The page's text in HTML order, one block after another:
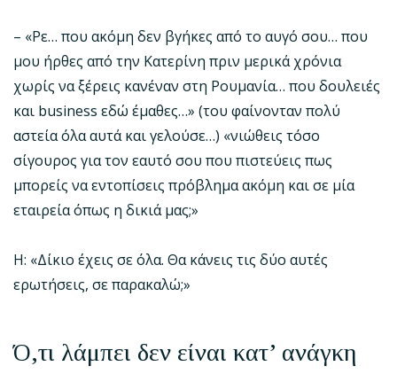
– «Ρε… που ακόμη δεν βγήκες από το αυγό σου… που
μου ήρθες από την Κατερίνη πριν μερικά χρόνια
χωρίς να ξέρεις κανέναν στη Ρουμανία… που δουλειές
και business εδώ έμαθες…» (του φαίνονταν πολύ
αστεία όλα αυτά και γελούσε…) «νιώθεις τόσο
σίγουρος για τον εαυτό σου που πιστεύεις πως
μπορείς να εντοπίσεις πρόβλημα ακόμη και σε μία
εταιρεία όπως η δικιά μας;»
Η: «Δίκιο έχεις σε όλα. Θα κάνεις τις δύο αυτές
ερωτήσεις, σε παρακαλώ;»
Ό,τι λάμπει δεν είναι κατ’ ανάγκη